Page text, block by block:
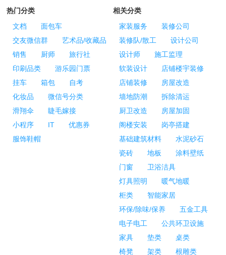
热门分类
文档
面包车
交友微信群
艺术品/收藏品
销售
厨师
旅行社
印刷品类
游乐园门票
挂车
箱包
自考
化妆品
微信号分类
滑翔伞
睫毛嫁接
小程序
IT
优惠券
服饰鞋帽
相关分类
家装服务
装修公司
装修队/散工
设计公司
设计师
施工监理
软装设计
店铺楼宇装修
店铺装修
房屋改造
墙地防潮
拆除清运
厨卫改造
房屋加固
阁楼安装
岗亭搭建
基础建筑材料
水泥砂石
瓷砖
地板
涂料壁纸
门窗
卫浴洁具
灯具照明
暖气地暖
柜类
智能家居
环保/除味/保养
五金工具
电子电工
公共环卫设施
家具
垫类
桌类
椅凳
架类
根雕类